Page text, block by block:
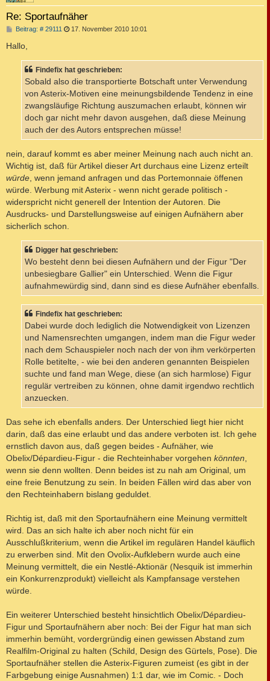
Re: Sportaufnäher
Beitrag: # 29111 B
r
a
17. November 2010 10:01
Hallo,
Findefix hat geschrieben:
Sobald also die transportierte Botschaft unter Verwendung
von Asterix-Motiven eine meinungsbildende Tendenz in eine
zwangsläufige Richtung auszumachen erlaubt, können wir
doch gar nicht mehr davon ausgehen, daß diese Meinung
auch der des Autors entsprechen müsse!
nein, darauf kommt es aber meiner Meinung nach auch nicht an.
Wichtig ist, daß für Artikel dieser Art durchaus eine Lizenz erteilt
würde, wenn jemand anfragen und das Portemonnaie öffenen
würde. Werbung mit Asterix - wenn nicht gerade politisch -
widerspricht nicht generell der Intention der Autoren. Die
Ausdrucks- und Darstellungsweise auf einigen Aufnähern aber
sicherlich schon.
Digger hat geschrieben:
Wo besteht denn bei diesen Aufnähern und der Figur "Der
unbesiegbare Gallier" ein Unterschied. Wenn die Figur
aufnahmewürdig sind, dann sind es diese Aufnäher ebenfalls.
Findefix hat geschrieben:
Dabei wurde doch lediglich die Notwendigkeit von Lizenzen
und Namensrechten umgangen, indem man die Figur weder
nach dem Schauspieler noch nach der von ihm verkörperten
Rolle betitelte, - wie bei den anderen genannten Beispielen
suchte und fand man Wege, diese (an sich harmlose) Figur
regulär vertreiben zu können, ohne damit irgendwo rechtlich
anzuecken.
Das sehe ich ebenfalls anders. Der Unterschied liegt hier nicht
darin, daß das eine erlaubt und das andere verboten ist. Ich gehe
ernstlich davon aus, daß gegen beides - Aufnäher, wie
Obelix/Dépardieu-Figur - die Rechteinhaber vorgehen könnten
wenn sie denn wollten. Denn beides ist zu nah am Original, um
eine freie Benutzung zu sein. In beiden Fällen wird das aber von
den Rechteinhabern bislang geduldet.
Richtig ist, daß mit den Sportaufnähern eine Meinung vermittelt
wird. Das an sich halte ich aber noch nicht für ein
Ausschlußkriterium, wenn die Artikel im regulären Handel käuflich
zu erwerben sind. Mit den Ovolix-Aufklebern wurde auch eine
Meinung vermittelt, die ein Nestlé-Aktionär (Nesquik ist immerhin
ein Konkurrenzprodukt) vielleicht als Kampfansage verstehen
würde.
Ein weiterer Unterschied besteht hinsichtlich Obelix/Dépardieu-
Figur und Sportaufnähern aber noch: Bei der Figur hat man sich
immerhin bemüht, vordergründig einen gewissen Abstand zum
Realfilm-Original zu halten (Schild, Design des Gürtels, Pose). Die
Sportaufnäher stellen die Asterix-Figuren zumeist (es gibt in der
Farbgebung einige Ausnahmen) 1:1 dar, wie im Comic. - Doch